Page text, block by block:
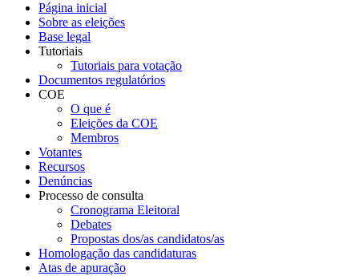
Página inicial
Sobre as eleições
Base legal
Tutoriais
Tutoriais para votação
Documentos regulatórios
COE
O que é
Eleições da COE
Membros
Votantes
Recursos
Denúncias
Processo de consulta
Cronograma Eleitoral
Debates
Propostas dos/as candidatos/as
Homologação das candidaturas
Atas de apuração